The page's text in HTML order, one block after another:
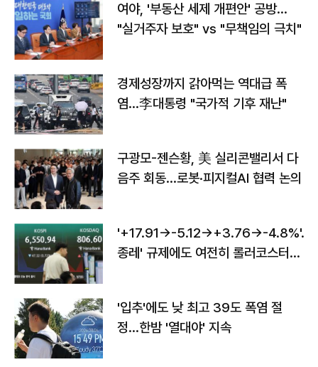
여야, '부동산 세제 개편안' 공방…
"실거주자 보호" vs "무책임의 극치"
경제성장까지 갉아먹는 역대급 폭
염…李대통령 "국가적 기후 재난"
구광모-젠슨황, 美 실리콘밸리서 다
음주 회동…로봇·피지컬AI 협력 논의
'+17.91→-5.12→+3.76→-4.8%'…'
종레' 규제에도 여전히 롤러코스터
'입추'에도 낮 최고 39도 폭염 절
정…한밤 '열대야' 지속